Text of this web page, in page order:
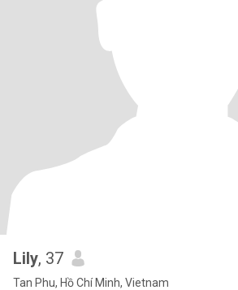
Lily, 37
Tan Phu, Hồ Chí Minh, Vietnam